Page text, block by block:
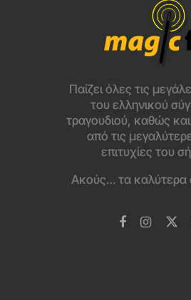
Παίζει όλες τις
του ελληνικού
τραγουδιού, καθώς και
από τις
επιτυχίες του
Ακούς… τα καλύτερα